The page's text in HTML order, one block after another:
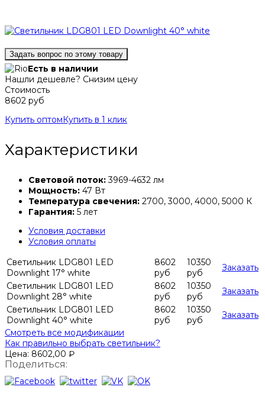
Задать вопрос по этому товару
Есть в наличии
Нашли дешевле? Снизим цену
Стоимость
8602 руб
Купить оптомКупить в 1 клик
Характеристики
Световой поток:3969-4632 лм
Мощность: 47 Вт
Температура свечения: 2700, 3000, 4000, 5000 К
Гарантия: 5 лет
Условия доставки
Условия оплаты
Светильник LDG801 LED
Downlight 17° white
8602
руб
10350
руб
Заказать
Светильник LDG801 LED
Downlight 28° white
8602
руб
10350
руб
Заказать
Светильник LDG801 LED
Downlight 40° white
8602
руб
10350
руб
Заказать
Смотреть все модификации
Как правильно выбрать светильник?
Цена: 8602,00 ₽
Поделиться: